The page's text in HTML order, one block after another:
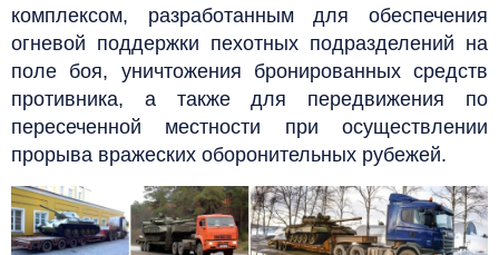
комплексом, разработанным для обеспечения
огневой поддержки пехотных подразделений на
поле боя, уничтожения бронированных средств
противника, а также для передвижения по
пересеченной местности при осуществлении
прорыва вражеских оборонительных рубежей.